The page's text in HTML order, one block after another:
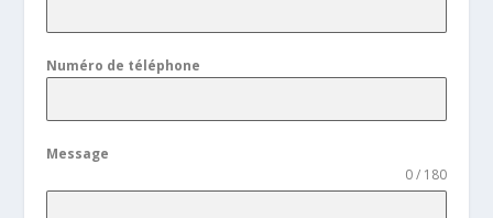
Numéro de téléphone
Message
0 / 180